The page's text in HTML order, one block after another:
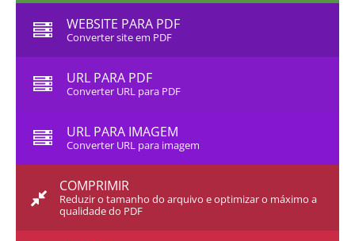
WEBSITE PARA PDF
Converter site em PDF
URL PARA PDF
Converter URL para PDF
URL PARA IMAGEM
Converter URL para imagem
COMPRIMIR
Reduzir o tamanho do arquivo e optimizar o máximo a
qualidade do PDF